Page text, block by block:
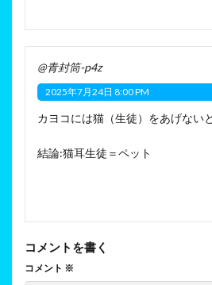
@青封筒-p4z
2025年7月24日 8:00 PM
カヨコには猫（生徒）をあげない
結論:猫耳生徒＝ペット
コメントを書く
コメント ※